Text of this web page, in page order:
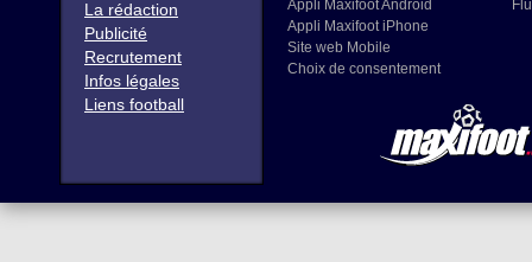
La rédaction
Publicité
Recrutement
Infos légales
Liens football
Appli Maxifoot Android
Appli Maxifoot iPhone
Site web Mobile
Choix de consentement